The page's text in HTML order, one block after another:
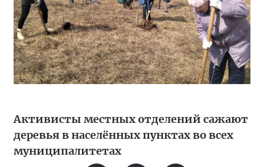
Активисты местных отделений сажают
деревья в населённых пунктах во всех
муниципалитетах